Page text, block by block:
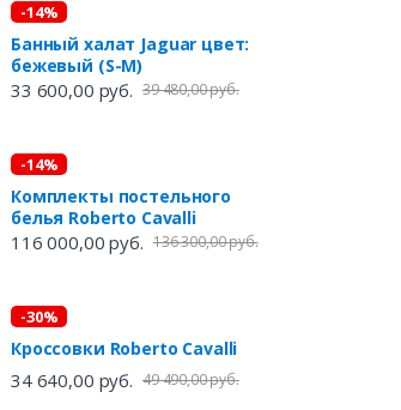
-14%
Банный халат Jaguar цвет:
бежевый (S-M)
33 600,00 руб. 39 480,00 руб.
-14%
Комплекты постельного
белья Roberto Cavalli
116 000,00 руб. 136 300,00 руб.
-30%
Кроссовки Roberto Cavalli
34 640,00 руб. 49 490,00 руб.